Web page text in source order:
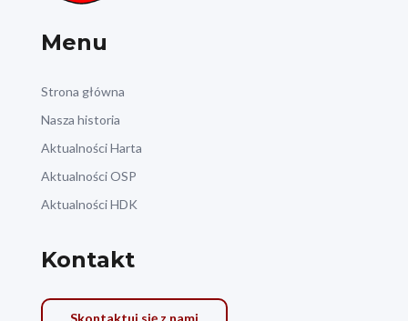
Menu
Strona główna
Nasza historia
Aktualności Harta
Aktualności OSP
Aktualności HDK
Kontakt
Skontaktuj się z nami